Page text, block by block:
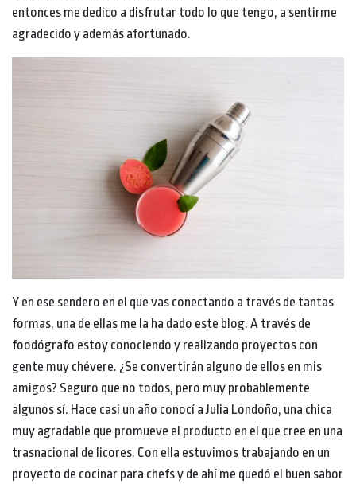
entonces me dedico a disfrutar todo lo que tengo, a sentirme
agradecido y además afortunado.
Y en ese sendero en el que vas conectando a través de tantas
formas, una de ellas me la ha dado este blog. A través de
foodógrafo estoy conociendo y realizando proyectos con
gente muy chévere. ¿Se convertirán alguno de ellos en mis
amigos? Seguro que no todos, pero muy probablemente
algunos sí. Hace casi un año conocí a Julia Londoño, una chica
muy agradable que promueve el producto en el que cree en una
trasnacional de licores. Con ella estuvimos trabajando en un
proyecto de cocinar para chefs y de ahí me quedó el buen sabor